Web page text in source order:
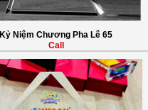
Kỷ Niệm Chương Pha Lê 65
Call